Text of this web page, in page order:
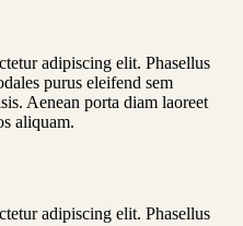
adipiscing elit. Phasellus
purus eleifend sem
Aenean porta diam laoreet
aliquam.
adipiscing elit. Phasellus